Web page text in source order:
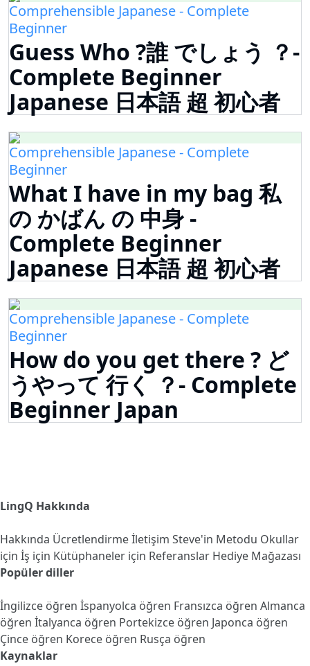
Comprehensible Japanese - Complete
Beginner
Guess Who ?誰 でしょう ？-
Complete Beginner
Japanese 日本語 超 初心者
Comprehensible Japanese - Complete
Beginner
What I have in my bag 私
の かばん の 中身 -
Complete Beginner
Japanese 日本語 超 初心者
Comprehensible Japanese - Complete
Beginner
How do you get there ? ど
うやって 行く ？- Complete
Beginner Japan
LingQ Hakkında
Hakkında Ücretlendirmeİletişim Steve'in Metodu Okullar
için İş için Kütüphaneler için Referanslar Hediye Mağazası
Popüler diller
İngilizce öğren İspanyolca öğren Fransızca öğren Almanca
öğren İtalyanca öğren Portekizce öğren Japonca öğren
Çince öğren Korece öğren Rusça öğren
Kaynaklar